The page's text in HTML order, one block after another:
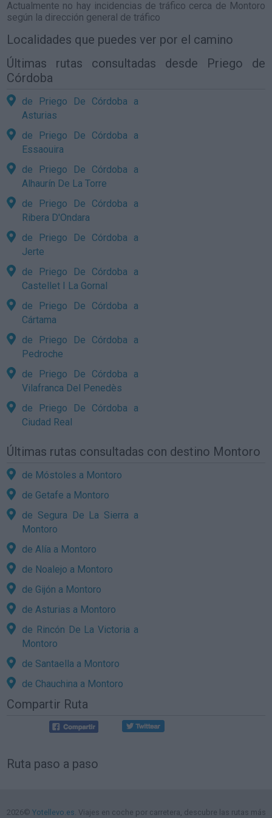
Actualmente no hay incidencias de tráfico cerca de Montoro
según la dirección general de tráfico
Localidades que puedes ver por el camino
Últimas rutas consultadas desde Priego de
Córdoba
de Priego De Córdoba a
Asturias
de Priego De Córdoba a
Essaouira
de Priego De Córdoba a
Alhaurín De La Torre
de Priego De Córdoba a
Ribera D'Ondara
de Priego De Córdoba a
Jerte
de Priego De Córdoba a
Castellet I La Gornal
de Priego De Córdoba a
Cártama
de Priego De Córdoba a
Pedroche
de Priego De Córdoba a
Vilafranca Del Penedès
de Priego De Córdoba a
Ciudad Real
Últimas rutas consultadas con destino Montoro
de Móstoles a Montoro
de Getafe a Montoro
de Segura De La Sierra a
Montoro
de Alía a Montoro
de Noalejo a Montoro
de Gijón a Montoro
de Asturias a Montoro
de Rincón De La Victoria a
Montoro
de Santaella a Montoro
de Chauchina a Montoro
Compartir Ruta
Ruta paso a paso
2026© Yotellevo.es. Viajes en coche por carretera, descubre las rutas más